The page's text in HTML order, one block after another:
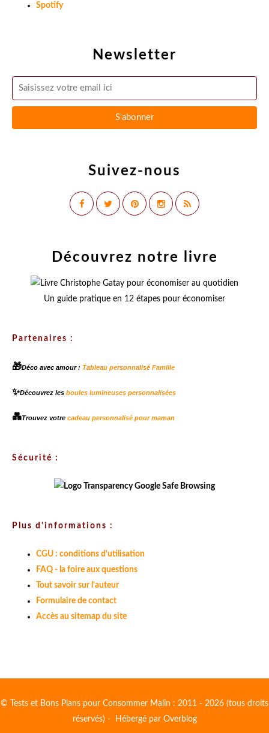
Newsletter
Suivez-nous
Spotify
Découvrez notre livre
Un guide pratique en 12 étapes pour économiser
Partenaires :
🎁Déco avec amour : Tableau personnalisé Famille
✨Découvrez les boules lumineuses personnalisées
💑Trouvez votre cadeau personnalisé pour maman
Sécurité :
Plus d'informations :
CGU : conditions d'utilisation
FAQ - la foire aux questions
Tout savoir sur l'auteur
Formulaire de contact
Accès au sitemap du site
© Tests et Bons Plans pour Consommer Malin : 2011 - 2026 (tous droits
réservés) - Hébergé par Overblog